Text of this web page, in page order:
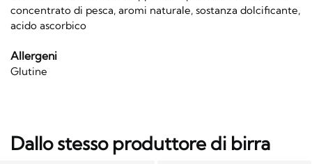
concentrato di pesca, aromi naturale, sostanza dolcificante,
acido ascorbico
Allergeni
Glutine
Dallo stesso produttore di birra